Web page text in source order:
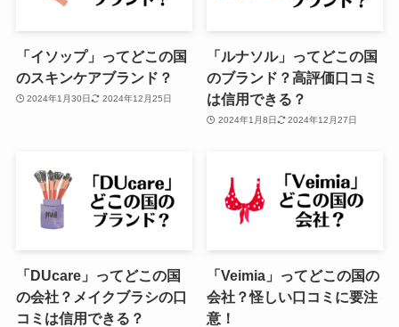
「イソップ」ってどこの国
のスキンケアブランド？
2024年1月30日 2024年12月25日
「ルナソル」ってどこの国
のブランド？高評価口コミ
は信用できる？
2024年1月8日 2024年12月27日
「DUcare」ってどこの国
の会社？メイクブラシの口
コミは信用できる？
「Veimia」ってどこの国の
会社？怪しい口コミに要注
意！